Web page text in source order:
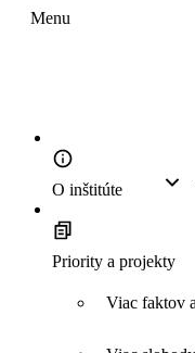
Menu
O inštitúte
Priority a projekty
Viac faktov